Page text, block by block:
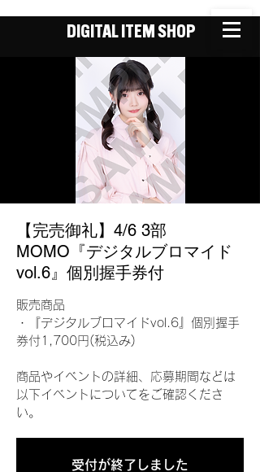
DIGITAL ITEM SHOP
【完売御礼】4/6 3部
MOMO『デジタルブロマイド
vol.6』個別握手券付
販売商品
・『デジタルブロマイドvol.6』個別握手
券付1,700円(税込み)
商品やイベントの詳細、応募期間などは
以下イベントについてをご確認くださ
い。
受付が終了しました